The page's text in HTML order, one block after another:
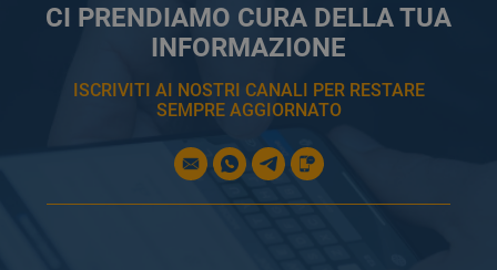
CI PRENDIAMO CURA DELLA TUA
INFORMAZIONE
ISCRIVITI AI NOSTRI CANALI PER RESTARE
SEMPRE AGGIORNATO